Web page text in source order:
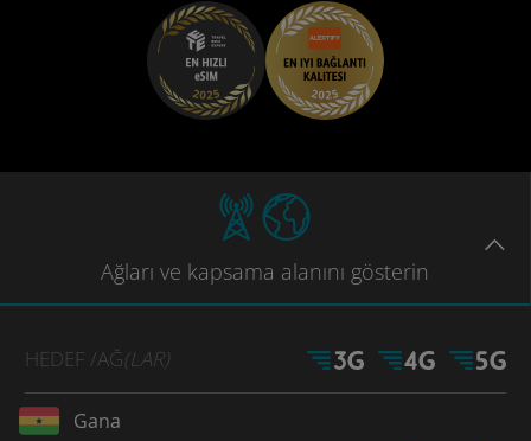
Ağları ve kapsama alanını gösterin
HEDEF /AĞ(LAR)
Gana